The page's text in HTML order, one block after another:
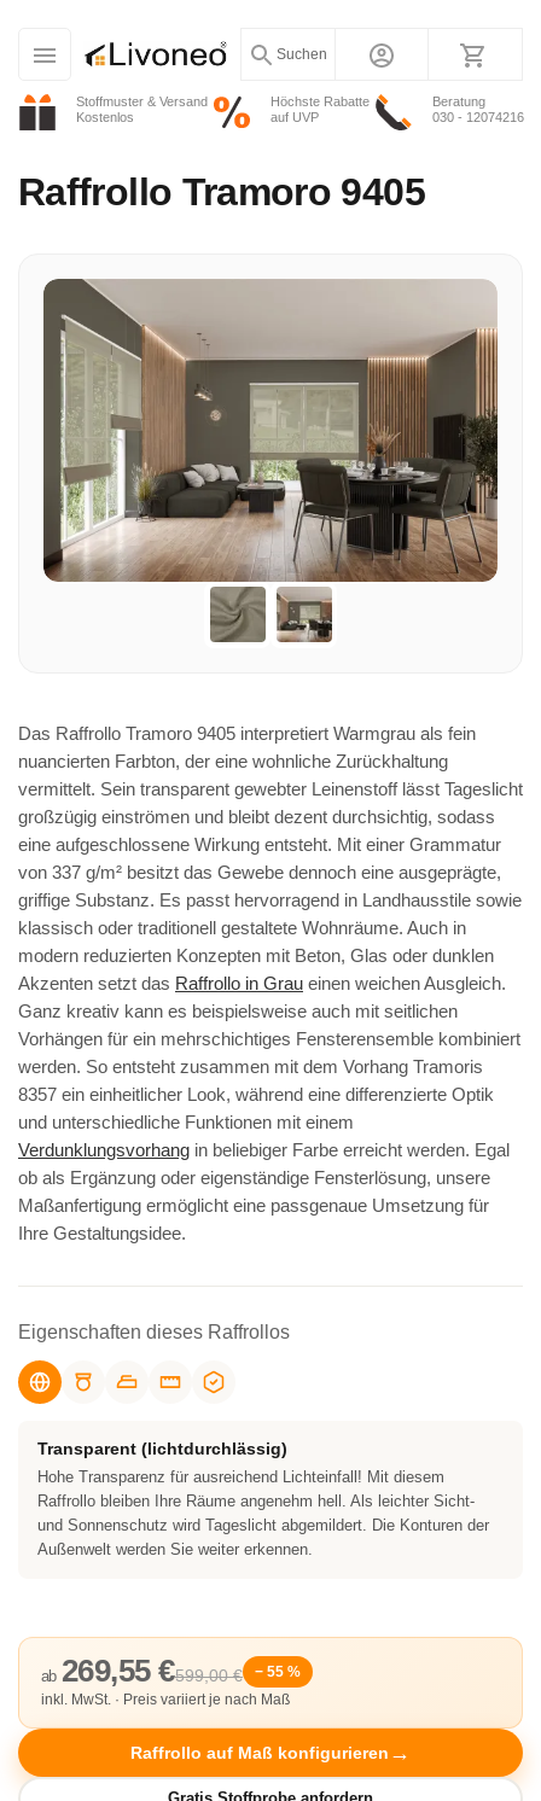
Stoffmuster & Versand
Kostenlos
Höchste Rabatte
auf UVP
Beratung
030 - 12074216
Suchen
Raffrollo Tramoro 9405
Das Raffrollo Tramoro 9405 interpretiert Warmgrau als fein
nuancierten Farbton, der eine wohnliche Zurückhaltung
vermittelt. Sein transparent gewebter Leinenstoff lässt Tageslicht
großzügig einströmen und bleibt dezent durchsichtig, sodass
eine aufgeschlossene Wirkung entsteht. Mit einer Grammatur
von 337 g/m² besitzt das Gewebe dennoch eine ausgeprägte,
griffige Substanz. Es passt hervorragend in Landhausstile sowie
klassisch oder traditionell gestaltete Wohnräume. Auch in
modern reduzierten Konzepten mit Beton, Glas oder dunklen
Akzenten setzt das Raffrollo in Grau einen weichen Ausgleich.
Ganz kreativ kann es beispielsweise auch mit seitlichen
Vorhängen für ein mehrschichtiges Fensterensemble kombiniert
werden. So entsteht zusammen mit dem Vorhang Tramoris
8357 ein einheitlicher Look, während eine differenzierte Optik
und unterschiedliche Funktionen mit einem
Verdunklungsvorhang in beliebiger Farbe erreicht werden. Egal
ob als Ergänzung oder eigenständige Fensterlösung, unsere
Maßanfertigung ermöglicht eine passgenaue Umsetzung für
Ihre Gestaltungsidee.
Eigenschaften dieses Raffrollos
Transparent (lichtdurchlässig)
Hohe Transparenz für ausreichend Lichteinfall! Mit diesem
Raffrollo bleiben Ihre Räume angenehm hell. Als leichter Sicht-
und Sonnenschutz wird Tageslicht abgemildert. Die Konturen der
Außenwelt werden Sie weiter erkennen.
599,00 €
ab 269,55 €
− 55 %
inkl. MwSt. · Preis variiert je nach Maß
Raffrollo auf Maß konfigurieren